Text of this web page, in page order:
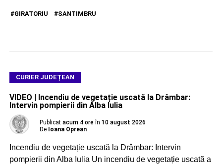
GIRATORIU SANTIMBRU
CURIER JUDEȚEAN
VIDEO | Incendiu de vegetație uscată la Drâmbar:
Intervin pompierii din Alba Iulia
Publicat acum 4 ore în 10 august 2026
De Ioana Oprean
Incendiu de vegetație uscată la Drâmbar: Intervin
pompierii din Alba Iulia Un incendiu de vegetație uscată a